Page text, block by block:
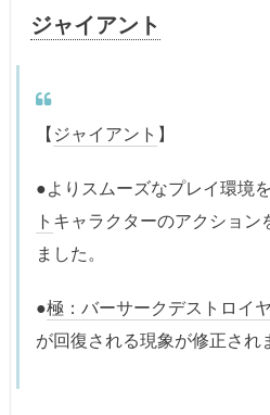
ジャイアント
【ジャイアント 】
●よりスムーズなプレイ環境を
ト キャラクターのアクショ
ました。
●極：バーサークデストロイ
が回復される現象が修正され